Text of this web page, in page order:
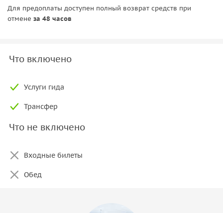
Для предоплаты доступен полный возврат средств при
отмене за 48 часов
Что включено
Услуги гида
Трансфер
Что не включено
Входные билеты
Обед